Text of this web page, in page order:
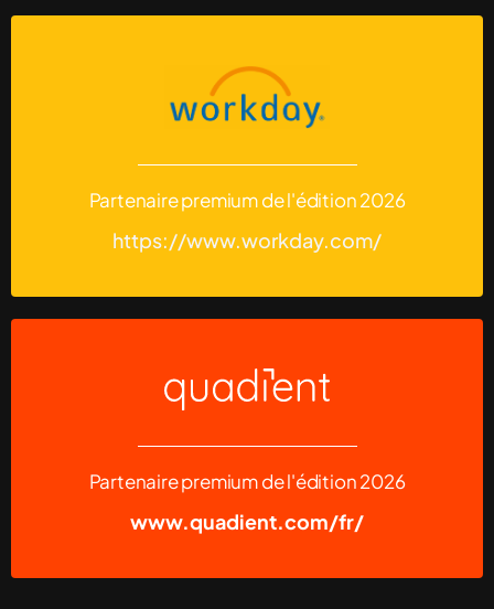
Partenaire premium de l'édition 2026
https://www.workday.com/
Partenaire premium de l'édition 2026
www.quadient.com/fr/